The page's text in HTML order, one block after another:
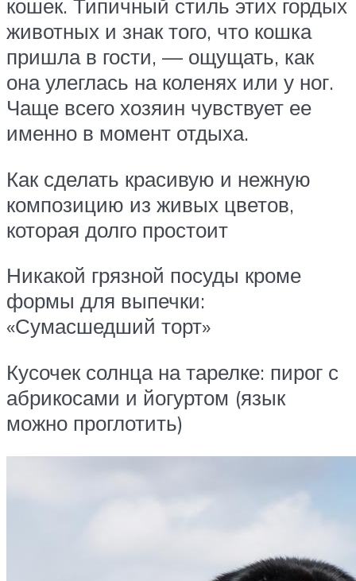
кошек. Типичный стиль этих гордых
животных и знак того, что кошка
пришла в гости, — ощущать, как
она улеглась на коленях или у ног.
Чаще всего хозяин чувствует ее
именно в момент отдыха.
Как сделать красивую и нежную
композицию из живых цветов,
которая долго простоит
Никакой грязной посуды кроме
формы для выпечки:
«Сумасшедший торт»
Кусочек солнца на тарелке: пирог с
абрикосами и йогуртом (язык
можно проглотить)